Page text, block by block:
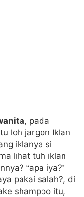
, pada
loh jargon Iklan
iklanya si
lihat tuh iklan
“apa iya?”
pakai salah?, di
shampoo itu,